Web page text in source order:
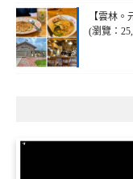
【雲林
(瀏覽：